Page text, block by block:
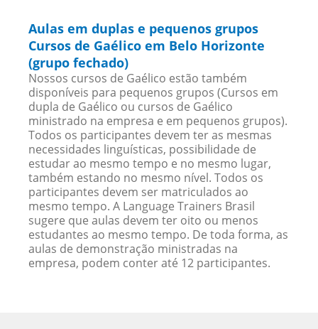
Aulas em duplas e pequenos grupos
Cursos de Gaélico em Belo Horizonte
(grupo fechado)
Nossos cursos de Gaélico estão também
disponíveis para pequenos grupos (Cursos em
dupla de Gaélico ou cursos de Gaélico
ministrado na empresa e em pequenos grupos).
Todos os participantes devem ter as mesmas
necessidades linguísticas, possibilidade de
estudar ao mesmo tempo e no mesmo lugar,
também estando no mesmo nível. Todos os
participantes devem ser matriculados ao
mesmo tempo. A Language Trainers Brasil
sugere que aulas devem ter oito ou menos
estudantes ao mesmo tempo. De toda forma, as
aulas de demonstração ministradas na
empresa, podem conter até 12 participantes.